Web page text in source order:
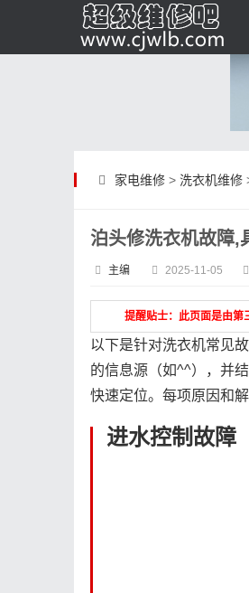
家电维修> 洗衣机维修
泊头修洗衣机故障,
主编 2025-11-05
提醒贴士：此页面是由第
以下是针对洗衣机常见
的信息源（如^^），并
快速定位。每项原因和
进水控制故障